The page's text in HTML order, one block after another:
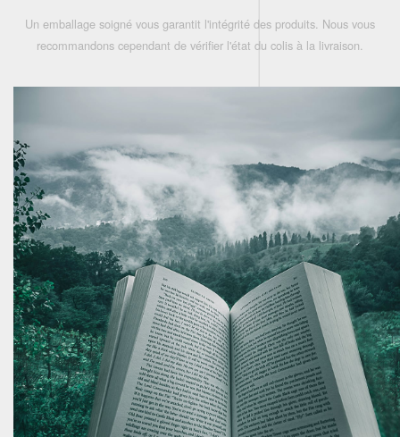
Un emballage soigné vous garantit l'intégrité des produits. Nous vous
recommandons cependant de vérifier l'état du colis à la livraison.